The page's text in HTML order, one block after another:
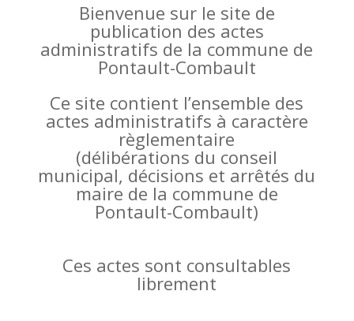
Bienvenue sur le site de
publication des actes
administratifs de la commune de
Pontault-Combault
Ce site contient l’ensemble des
actes administratifs à caractère
règlementaire
(délibérations du conseil
municipal, décisions et arrêtés du
maire de la commune de
Pontault-Combault)
Ces actes sont consultables
librement